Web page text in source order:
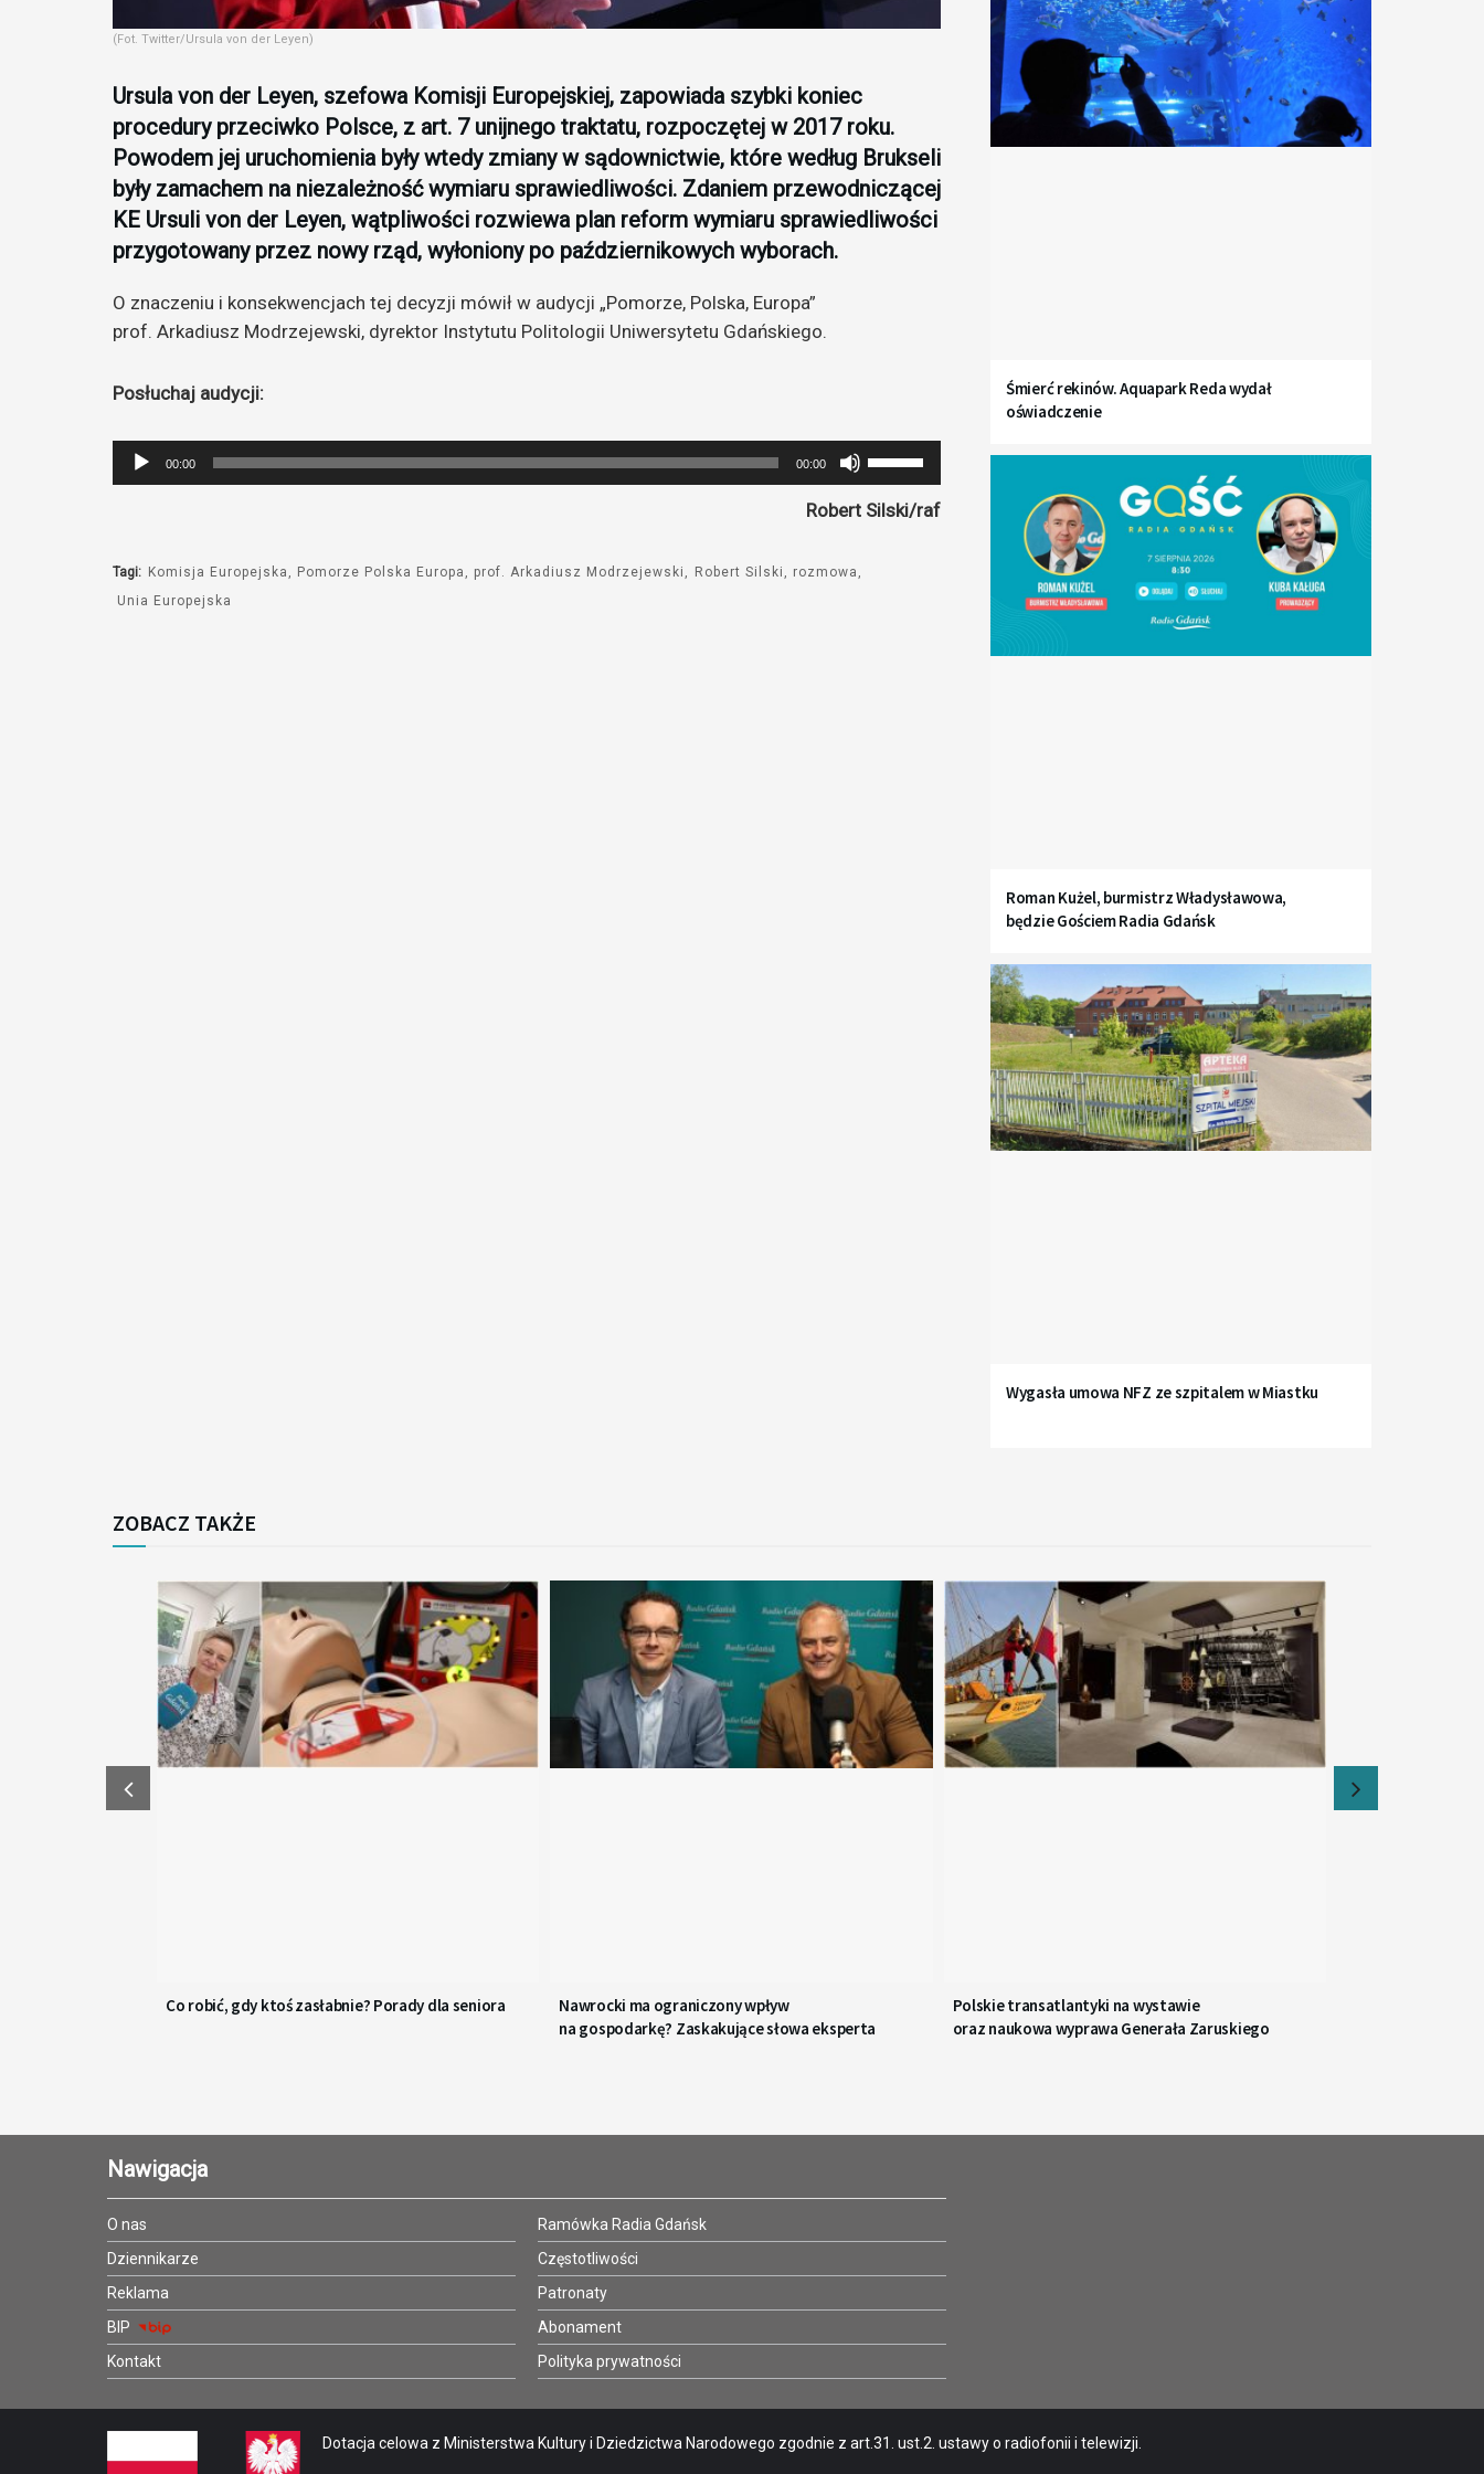
(Fot. Twitter/Ursula von der Leyen)
Ursula von der Leyen, szefowa Komisji Europejskiej, zapowiada szybki koniec
procedury przeciwko Polsce, z art. 7 unijnego traktatu, rozpoczętej w 2017 roku.
Powodem jej uruchomienia były wtedy zmiany w sądownictwie, które według Brukseli
były zamachem na niezależność wymiaru sprawiedliwości. Zdaniem przewodniczącej
KE Ursuli von der Leyen, wątpliwości rozwiewa plan reform wymiaru sprawiedliwości
przygotowany przez nowy rząd, wyłoniony po październikowych wyborach.
O znaczeniu i konsekwencjach tej decyzji mówił w audycji „Pomorze, Polska, Europa”
prof. Arkadiusz Modrzejewski, dyrektor Instytutu Politologii Uniwersytetu Gdańskiego.
Posłuchaj audycji:
Odtwarzacz
plików
00:00 00:00
strzałek
do
Robert Silski/raf
Tagi: Komisja Europejska Pomorze Polska Europa prof. Arkadiusz Modrzejewski Robert Silski
rozmowa
Unia Europejska
Śmierć rekinów. Aquapark Reda wydał
oświadczenie
Roman Kużel, burmistrz Władysławowa,
będzie Gościem Radia Gdańsk
Wygasła umowa NFZ ze szpitalem w Miastku
ZOBACZ TAKŻE
Co robić, gdy ktoś zasłabnie? Porady dla seniora
Nawrocki ma ograniczony wpływ
na gospodarkę? Zaskakujące słowa eksperta
Polskie transatlantyki na wystawie
oraz naukowa wyprawa Generała Zaruskiego
Nawigacja
O nas
Dziennikarze
Reklama
BIP
Kontakt
Ramówka Radia Gdańsk
Częstotliwości
Patronaty
Abonament
Polityka prywatności
Dotacja celowa z Ministerstwa Kultury i Dziedzictwa Narodowego zgodnie z art.31. ust.2. ustawy o radiofonii i telewizji.